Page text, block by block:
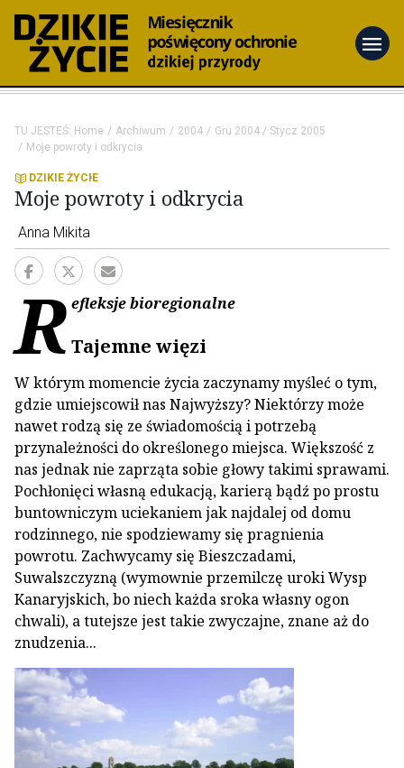
menu
TU JESTEŚ: Home Archiwum 2004
Gru 2004 / Stycz 2005
Moje powroty i odkrycia
DZIKIE ŻYCIE
Moje powroty i odkrycia
Anna Mikita
R efleksje bioregionalne
Tajemne więzi
W którym momencie życia zaczynamy myśleć o tym,
gdzie umiejscowił nas Najwyższy? Niektórzy może
nawet rodzą się ze świadomością i potrzebą
przynależności do określonego miejsca. Większość z
nas jednak nie zaprząta sobie głowy takimi sprawami.
Pochłonięci własną edukacją, karierą bądź po prostu
buntowniczym uciekaniem jak najdalej od domu
rodzinnego, nie spodziewamy się pragnienia
powrotu. Zachwycamy się Bieszczadami,
Suwalszczyzną (wymownie przemilczę uroki Wysp
Kanaryjskich, bo niech każda sroka własny ogon
chwali), a tutejsze jest takie zwyczajne, znane aż do
znudzenia...